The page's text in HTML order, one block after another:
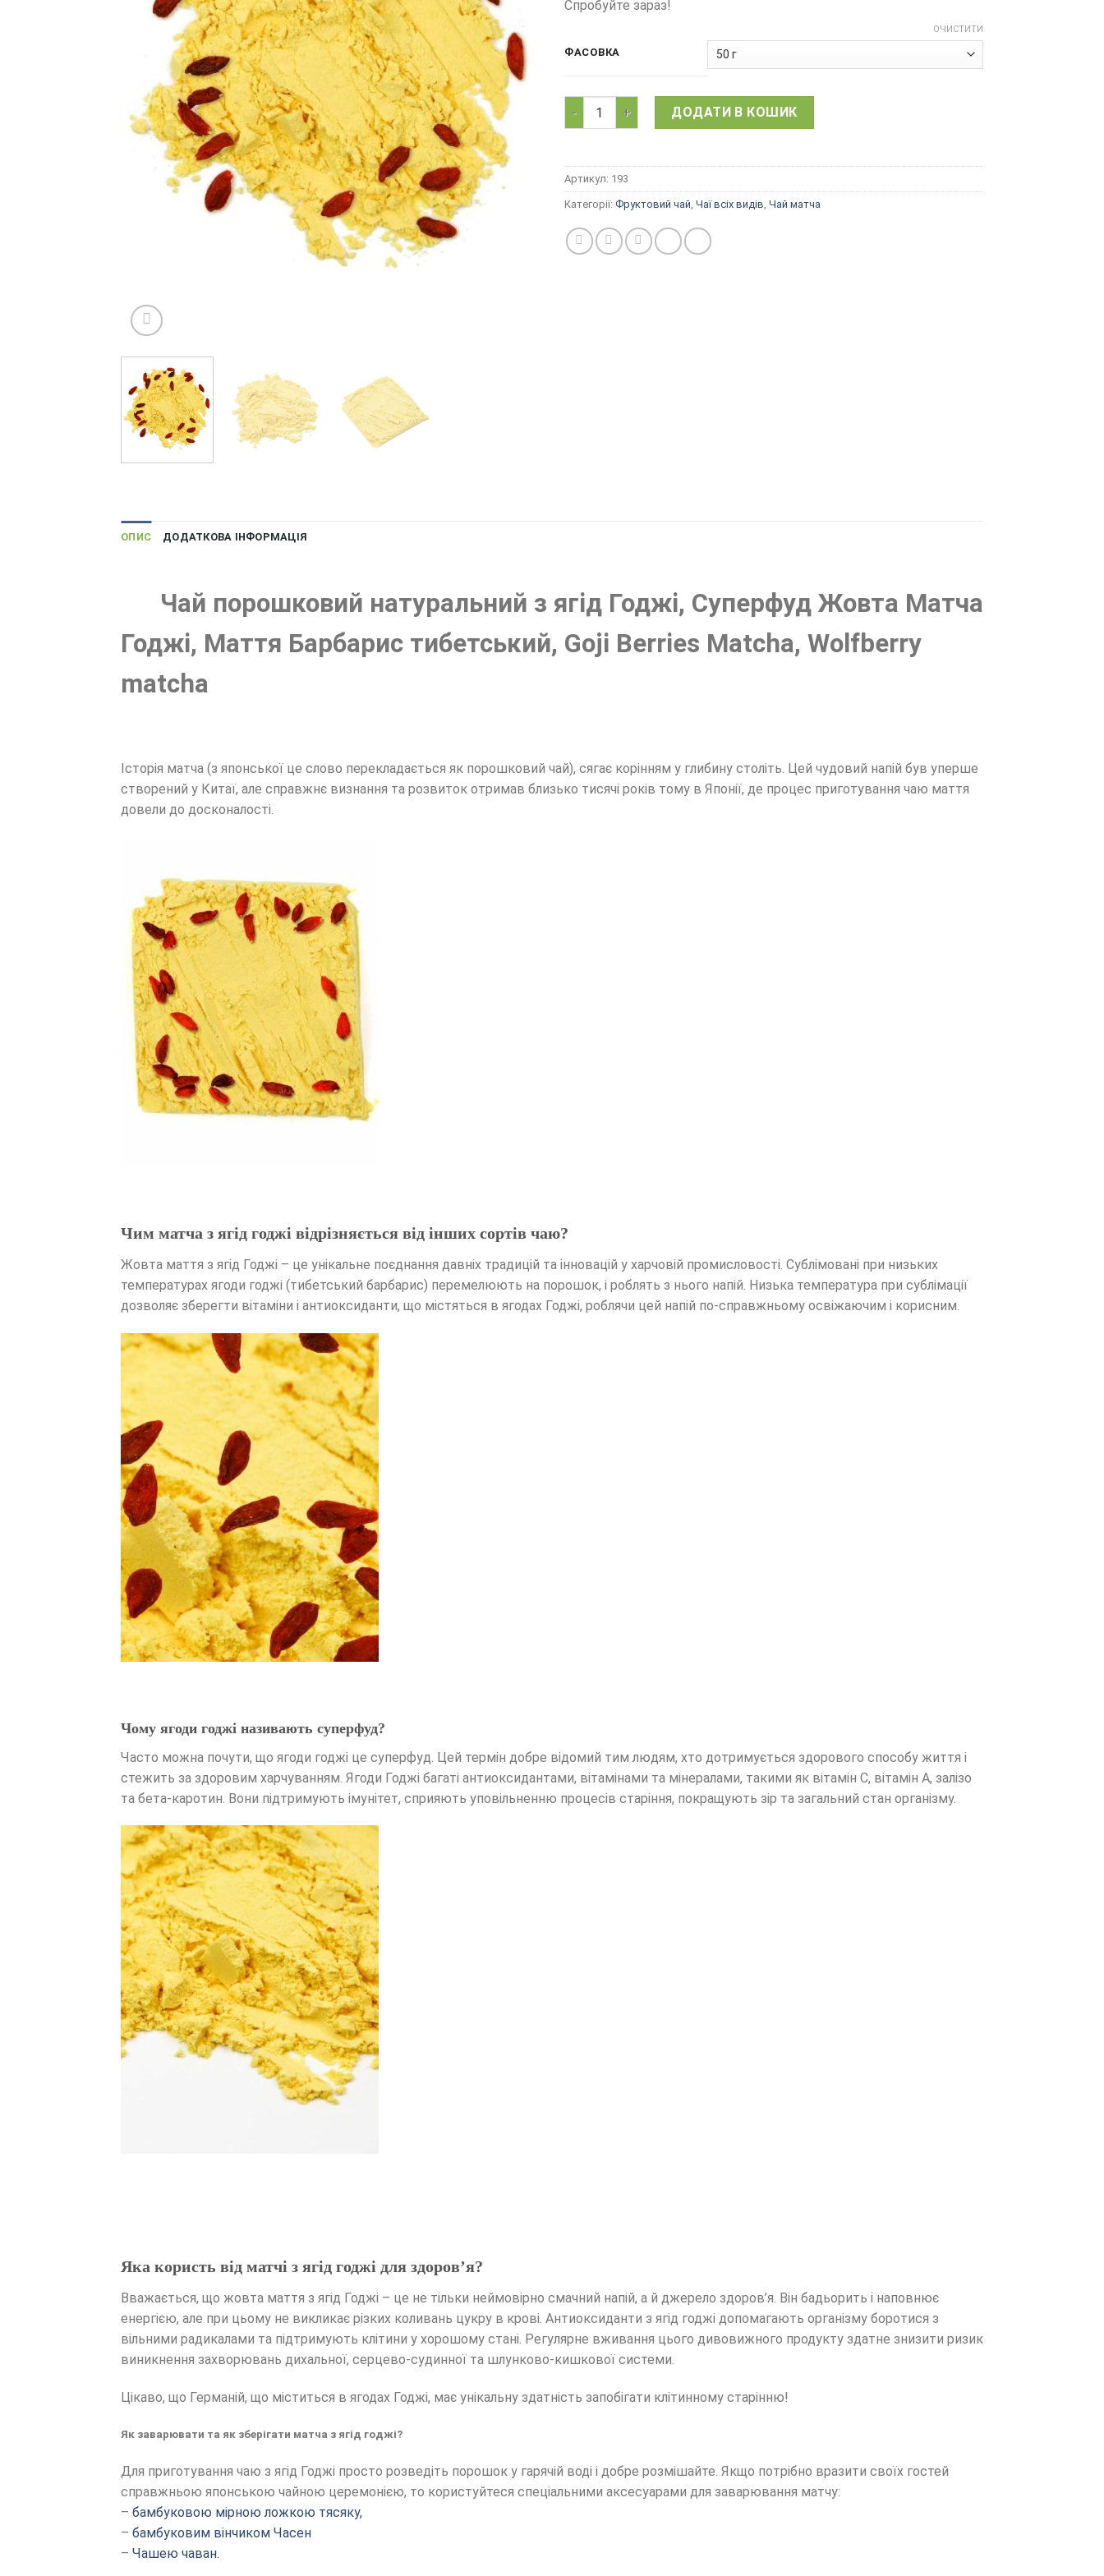
Спробуйте зараз!
ФАСОВКА
ОЧИСТИТИ
Матча з ягід Годжі, натуральний порошковий чай жовта маття кількість
ДОДАТИ В КОШИК
Артикул: 193
Категорії: Фруктовий чай Чаї всіх видів Чай матча
ОПИС ДОДАТКОВА ІНФОРМАЦІЯ
Чай порошковий натуральний з ягід Годжі, Суперфуд Жовта Матча
Годжі, Маття Барбарис тибетський, Goji Berries Matcha, Wolfberry
matcha
Історія матча (з японської це слово перекладається як порошковий чай), сягає корінням у глибину століть. Цей чудовий напій був уперше
створений у Китаї, але справжнє визнання та розвиток отримав близько тисячі років тому в Японії, де процес приготування чаю маття
довели до досконалості.
Чим матча з ягід годжі відрізняється від інших сортів чаю?
Жовта маття з ягід Годжі – це унікальне поєднання давніх традицій та інновацій у харчовій промисловості. Сублімовані при низьких
температурах ягоди годжі (тибетський барбарис) перемелюють на порошок, і роблять з нього напій. Низька температура при сублімації
дозволяє зберегти вітаміни і антиоксиданти, що містяться в ягодах Годжі, роблячи цей напій по-справжньому освіжаючим і корисним.
Чому ягоди годжі називають суперфуд?
Часто можна почути, що ягоди годжі це суперфуд. Цей термін добре відомий тим людям, хто дотримується здорового способу життя і
стежить за здоровим харчуванням. Ягоди Годжі багаті антиоксидантами, вітамінами та мінералами, такими як вітамін C, вітамін А, залізо
та бета-каротин. Вони підтримують імунітет, сприяють уповільненню процесів старіння, покращують зір та загальний стан організму.
Яка користь від матчі з ягід годжі для здоров’я?
Вважається, що жовта маття з ягід Годжі – це не тільки неймовірно смачний напій, а й джерело здоров’я. Він бадьорить і наповнює
енергією, але при цьому не викликає різких коливань цукру в крові. Антиоксиданти з ягід годжі допомагають організму боротися з
вільними радикалами та підтримують клітини у хорошому стані. Регулярне вживання цього дивовижного продукту здатне знизити ризик
виникнення захворювань дихальної, серцево-судинної та шлунково-кишкової системи.
Цікаво, що Германій, що міститься в ягодах Годжі, має унікальну здатність запобігати клітинному старінню!
Як заварювати та як зберігати матча з ягід годжі?
Для приготування чаю з ягід Годжі просто розведіть порошок у гарячій воді і добре розмішайте. Якщо потрібно вразити своїх гостей
справжньою японською чайною церемонією, то користуйтеся спеціальними аксесуарами для заварювання матчу:
– бамбуковою мірною ложкою тясяку,
– бамбуковим вінчиком Часен
– Чашею чаван.